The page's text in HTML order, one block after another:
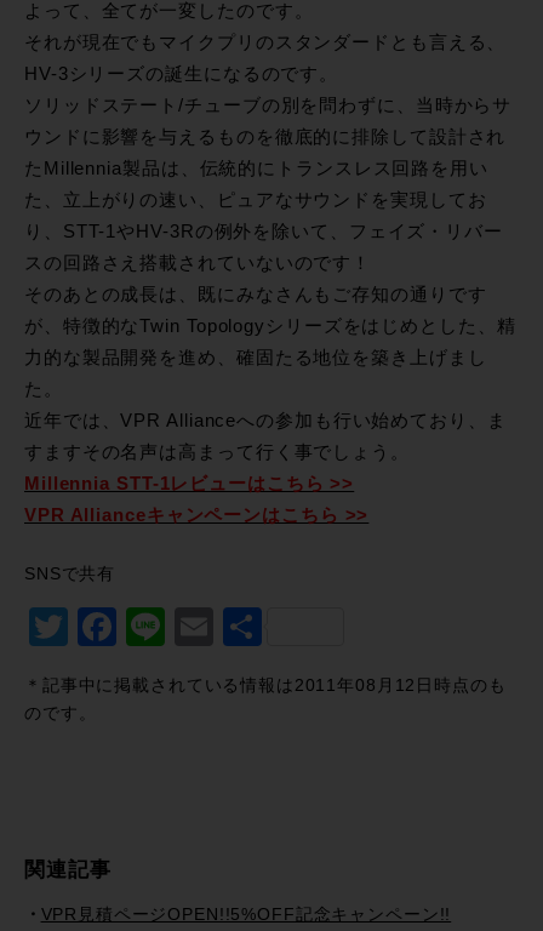
よって、全てが一変したのです。
それが現在でもマイクプリのスタンダードとも言える、
HV-3シリーズの誕生になるのです。
ソリッドステート/チューブの別を問わずに、当時からサ
ウンドに影響を与えるものを徹底的に排除して設計され
たMillennia製品は、伝統的にトランスレス回路を用い
た、立上がりの速い、ピュアなサウンドを実現してお
り、STT-1やHV-3Rの例外を除いて、フェイズ・リバー
スの回路さえ搭載されていないのです！
そのあとの成長は、既にみなさんもご存知の通りです
が、特徴的なTwin Topologyシリーズをはじめとした、精
力的な製品開発を進め、確固たる地位を築き上げまし
た。
近年では、VPR Allianceへの参加も行い始めており、ま
すますその名声は高まって行く事でしょう。
Millennia STT-1レビューはこちら >>
VPR Allianceキャンペーンはこちら >>
SNSで共有
Twitter
Facebook
LineEmail
＊記事中に掲載されている情報は2011年08月12日時点のも
のです。
関連記事
VPR見積ページOPEN!!5%OFF記念キャンペーン!!